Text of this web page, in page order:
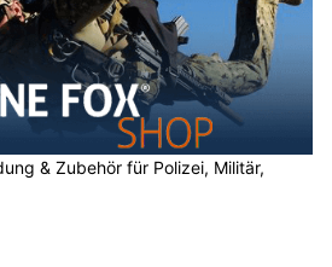
& Zubehör für Polizei, Militär,